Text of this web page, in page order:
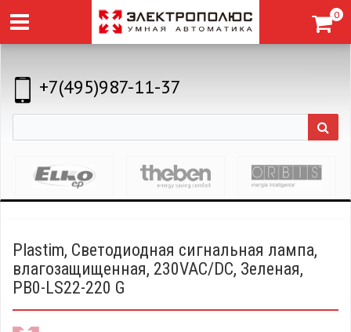
0
+7(495)987-11-37
Plastim, Светодиодная сигнальная лампа,
влагозащищенная, 230VAC/DC, Зеленая,
PB0-LS22-220 G